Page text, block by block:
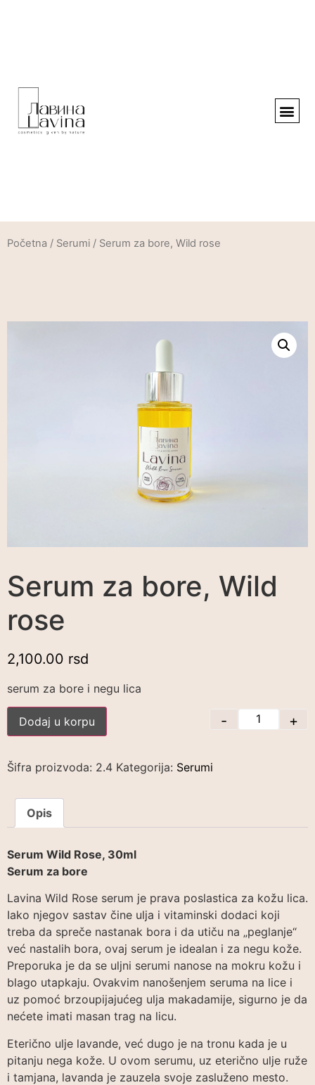
Početna / Serumi / Serum za bore, Wild rose
Serum za bore, Wild
rose
2,100.00 rsd
serum za bore i negu lica
- +
Dodaj u korpu
Šifra proizvoda: 2.4 Kategorija: Serumi
Opis
Serum Wild Rose, 30ml
Serum za bore
Lavina Wild Rose serum je prava poslastica za kožu lica.
Iako njegov sastav čine ulja i vitaminski dodaci koji
treba da spreče nastanak bora i da utiču na „peglanje“
već nastalih bora, ovaj serum je idealan i za negu kože.
Preporuka je da se uljni serumi nanose na mokru kožu i
blago utapkaju. Ovakvim nanošenjem seruma na lice i
uz pomoć brzoupijajućeg ulja makadamije, sigurno je da
nećete imati masan trag na licu.
Eterično ulje lavande, već dugo je na tronu kada je u
pitanju nega kože. U ovom serumu, uz eterično ulje ruže
i tamjana, lavanda je zauzela svoje zasluženo mesto.